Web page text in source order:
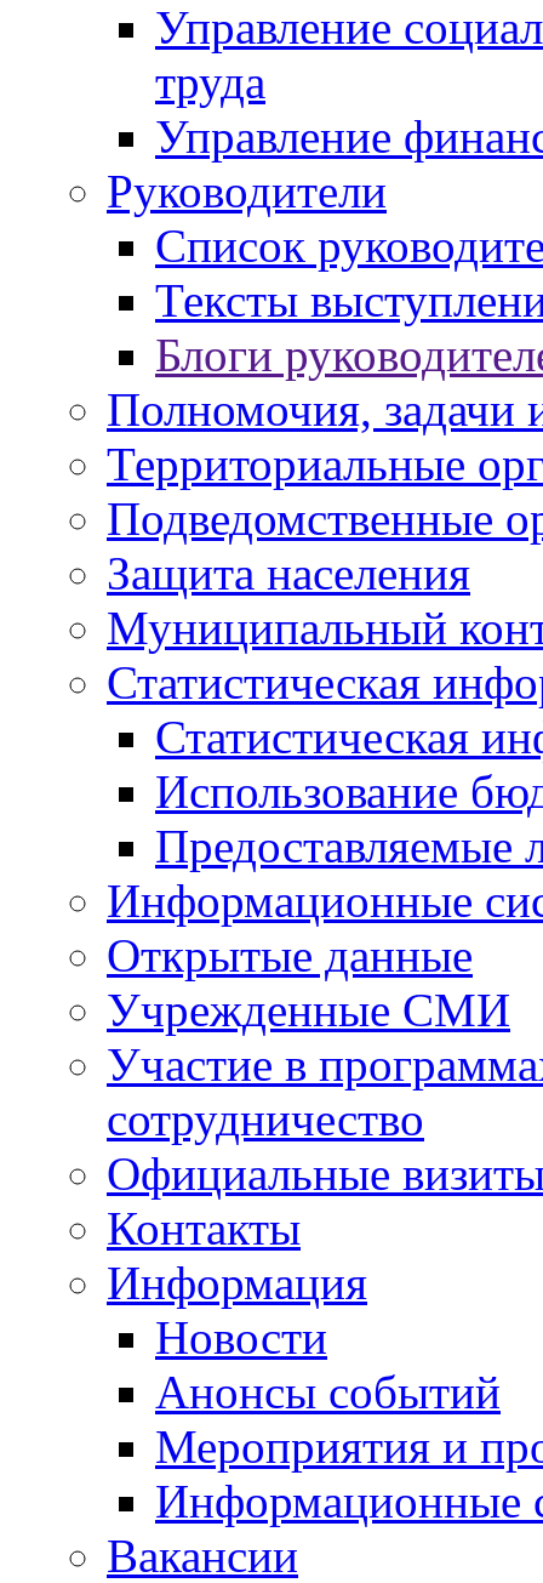
Управление
труда
Управление
Руководители
Список
Тексты
Блоги
Полномочия, задачи
Территориальные
Подведомственные
Защита населения
Муниципальный
Статистическая
Статистическая
Использование
Предоставляемые
Информационные
Открытые данные
Учрежденные СМИ
Участие в
сотрудничество
Официальные
Контакты
Информация
Новости
Анонсы событий
Мероприятия и
Информационные
Вакансии